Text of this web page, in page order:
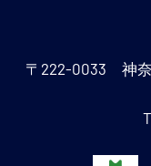
〒222-0033 神奈